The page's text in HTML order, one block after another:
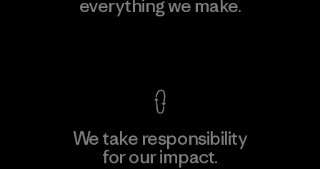
everything we make.
We take responsibility
for our impact.